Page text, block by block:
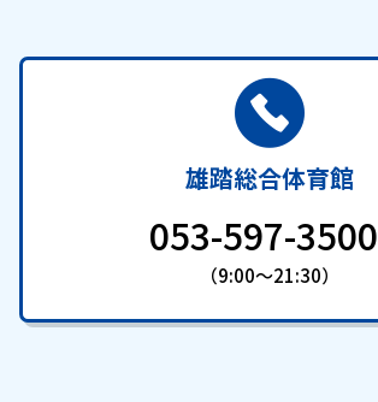
雄踏総合体育館
053-597-3500
（9:00～21:30）